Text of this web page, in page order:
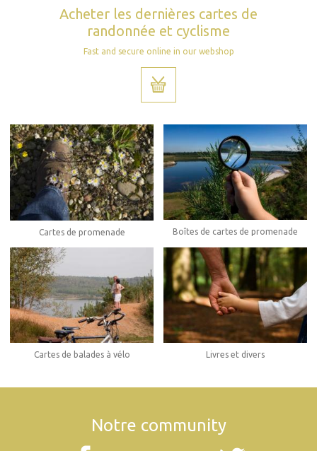
Acheter les dernières cartes de
randonnée et cyclisme
Fast and secure online in our webshop
Cartes de promenade Boîtes de cartes de promenade
Cartes de balades à vélo Livres et divers
Notre community